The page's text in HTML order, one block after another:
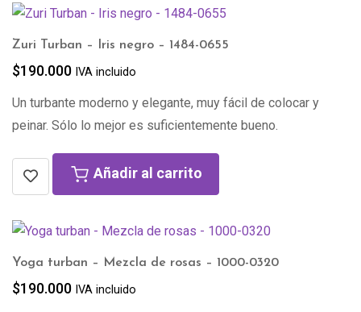
Zuri Turban – Iris negro – 1484-0655
$190.000 IVA incluido
Un turbante moderno y elegante, muy fácil de colocar y
peinar. Sólo lo mejor es suficientemente bueno.
Añadir al carrito
Yoga turban – Mezcla de rosas – 1000-0320
$190.000 IVA incluido